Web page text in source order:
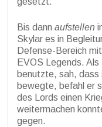
Bis dann aufstellen
Skylar es in
Defense-Bereich
EVOS Legends.
benutzte, sah, dass
bewegte, befahl er
des Lords einen
weitermachen
gegen.